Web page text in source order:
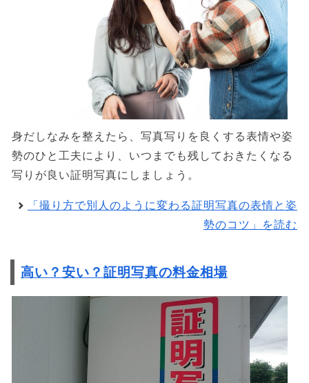
身だしなみを整えたら、写真写りを良くする表情や姿
勢のひと工夫により、いつまでも残しておきたくなる
写りが良い証明写真にしましょう。
「撮り方で別人のように変わる証明写真の表情と姿
勢のコツ」を読む
高い？安い？証明写真の料金相場